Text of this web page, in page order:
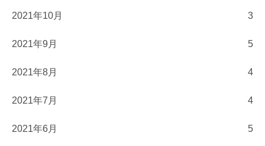
2021年10月 3
2021年9月 5
2021年8月 4
2021年7月 4
2021年6月 5